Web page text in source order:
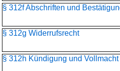
§ 312f Abschriften und
§ 312g Widerrufsrecht
§ 312h Kündigung und